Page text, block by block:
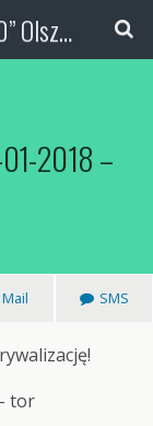
Warmiński Klub Strzelecki „10” Olsztyn
2018 –
Mail SMS
tor